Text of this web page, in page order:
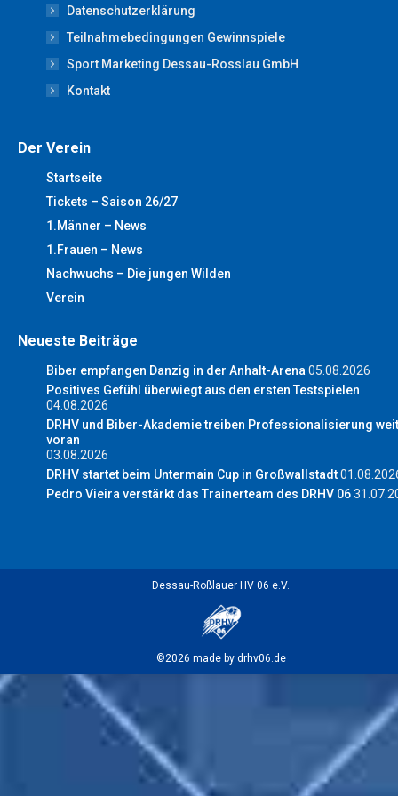
new
window
new
window
new
window
new
window
new
window
Datenschutzerklärung
Teilnahmebedingungen Gewinnspiele
Sport Marketing Dessau-Rosslau GmbH
Kontakt
Der Verein
Startseite
Tickets – Saison 26/27
1.Männer – News
1.Frauen – News
Nachwuchs – Die jungen Wilden
Verein
Neueste Beiträge
Biber empfangen Danzig in der Anhalt-Arena 05.08.2026
Positives Gefühl überwiegt aus den ersten Testspielen
04.08.2026
DRHV und Biber-Akademie treiben Professionalisierung
voran
03.08.2026
DRHV startet beim Untermain Cup in Großwallstadt
Pedro Vieira verstärkt das Trainerteam des DRHV 06
Dessau-Roßlauer HV 06 e.V.
©2026 made by drhv06.de